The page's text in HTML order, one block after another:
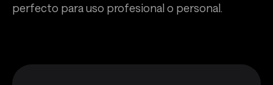
perfecto para uso profesional o personal.